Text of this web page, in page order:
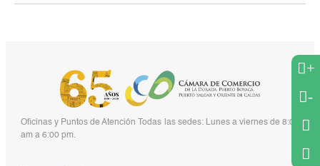
+
-
Oficinas y Puntos de Atención Todas las sedes: Lunes a viernes de 8:00
am a 6:00 pm.